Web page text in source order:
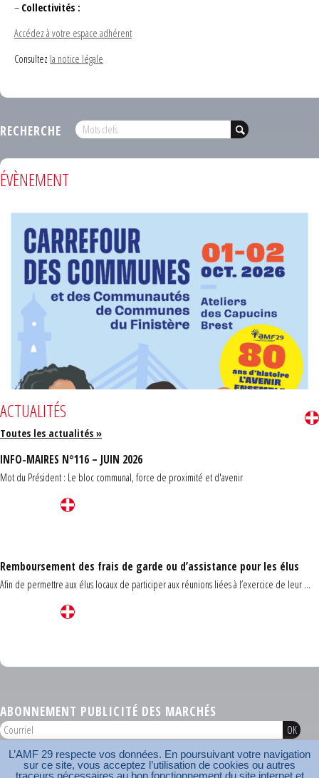
– Collectivités :
Accédez à votre espace adhérent
Consultez la notice légale
RECHERCHE
ÉVÈNEMENT
ACTUALITÉS
Toutes les actualités »
INFO-MAIRES N°116 – JUIN 2026
Mot du Président : Le bloc communal, force de proximité et d'avenir
Remboursement des frais de garde ou d’assistance pour les élus
Afin de permettre aux élus locaux de participer aux réunions liées à l’exercice de leur ...
ABONNEMENT PUBLICITÉ DES MARCHÉS
AMF 29 © 2026
Plan du site Nos coordonnées Mentions légales Contact
L’AMF 29 respecte vos données. En poursuivant votre navigation
sur ce site, vous acceptez l’utilisation de cookies ou autres
traceurs nécessaires au bon fonctionnement du site internet et